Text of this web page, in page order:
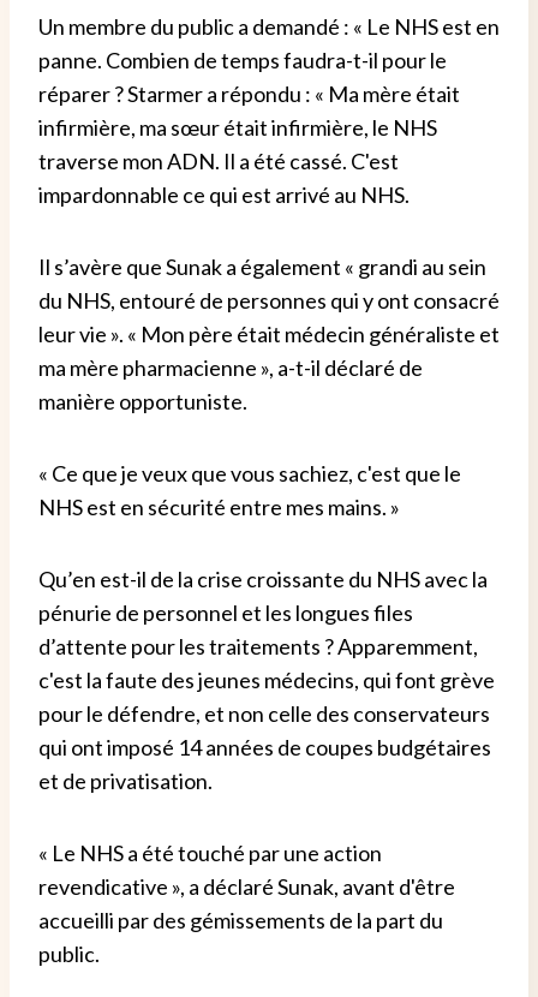
Un membre du public a demandé : « Le NHS est en
panne. Combien de temps faudra-t-il pour le
réparer ? Starmer a répondu : « Ma mère était
infirmière, ma sœur était infirmière, le NHS
traverse mon ADN. Il a été cassé. C'est
impardonnable ce qui est arrivé au NHS.
Il s’avère que Sunak a également « grandi au sein
du NHS, entouré de personnes qui y ont consacré
leur vie ». « Mon père était médecin généraliste et
ma mère pharmacienne », a-t-il déclaré de
manière opportuniste.
« Ce que je veux que vous sachiez, c'est que le
NHS est en sécurité entre mes mains. »
Qu’en est-il de la crise croissante du NHS avec la
pénurie de personnel et les longues files
d’attente pour les traitements ? Apparemment,
c'est la faute des jeunes médecins, qui font grève
pour le défendre, et non celle des conservateurs
qui ont imposé 14 années de coupes budgétaires
et de privatisation.
« Le NHS a été touché par une action
revendicative », a déclaré Sunak, avant d'être
accueilli par des gémissements de la part du
public.